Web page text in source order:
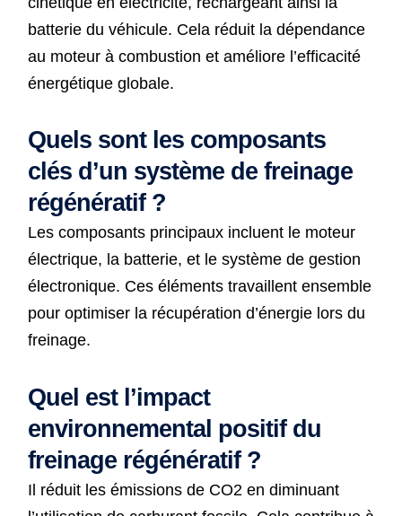
batterie du véhicule. Cela réduit la dépendance
au moteur à combustion et améliore l’efficacité
énergétique globale.
Quels sont les composants
clés d’un système de freinage
régénératif ?
Les composants principaux incluent le moteur
électrique, la batterie, et le système de gestion
électronique. Ces éléments travaillent ensemble
pour optimiser la récupération d’énergie lors du
freinage.
Quel est l’impact
environnemental positif du
freinage régénératif ?
Il réduit les émissions de CO2 en diminuant